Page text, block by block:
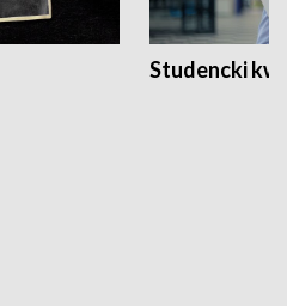
Studencki